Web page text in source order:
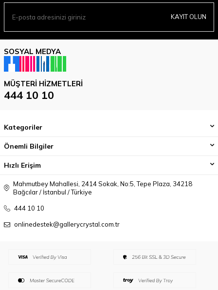
KAYIT OLUN
SOSYAL MEDYA
MÜŞTERI HIZMETLERI
444 10 10
Kategoriler
Önemli Bilgiler
Hızlı Erişim
Mahmutbey Mahallesi, 2414 Sokak, No:5, Tepe Plaza, 34218
Bağcılar / İstanbul / Türkiye
444 10 10
onlinedestek@gallerycrystal.com.tr